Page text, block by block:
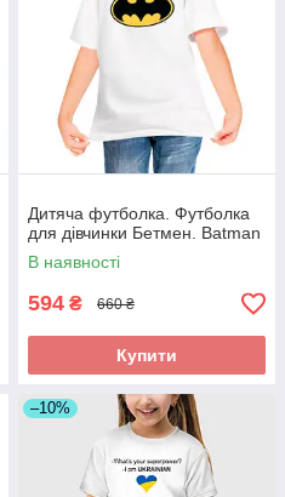
Дитяча футболка. Футболка
для дівчинки Бетмен. Batman
В наявності
594 ₴ 660 ₴
Купити
–10%